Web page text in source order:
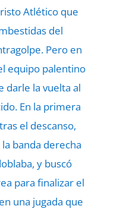
Atlético que
del
Pero en
equipo palentino
darle la vuelta al
En la primera
el descanso,
banda derecha
y buscó
para finalizar el
una jugada que